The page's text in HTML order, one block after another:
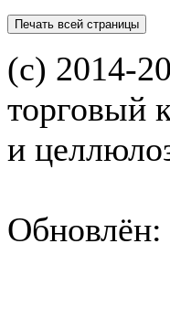
(с) 2014-
торговый
и
Обновлён: